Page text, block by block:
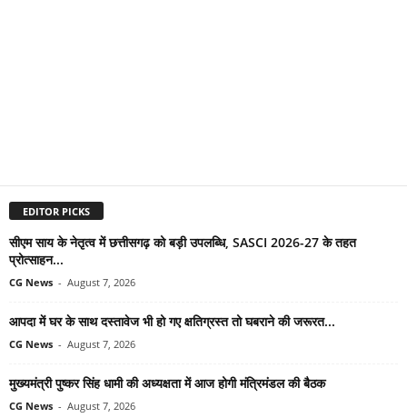
EDITOR PICKS
सीएम साय के नेतृत्व में छत्तीसगढ़ को बड़ी उपलब्धि, SASCI 2026-27 के तहत
प्रोत्साहन...
CG News - August 7, 2026
आपदा में घर के साथ दस्तावेज भी हो गए क्षतिग्रस्त तो घबराने की जरूरत...
CG News - August 7, 2026
मुख्यमंत्री पुष्कर सिंह धामी की अध्यक्षता में आज होगी मंत्रिमंडल की बैठक
CG News - August 7, 2026